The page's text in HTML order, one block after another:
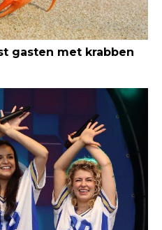
gasten met krabben